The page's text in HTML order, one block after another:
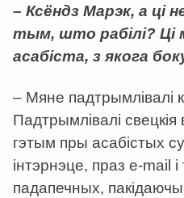
– Ксёндз Марэк, а ці
тым, што рабілі? Ці
асабіста, з якога
– Мяне падтрымлівалі
Падтрымлівалі свецкія
гэтым пры асабістых
інтэрнэце, праз е-mail
падапечных, пакідаючы